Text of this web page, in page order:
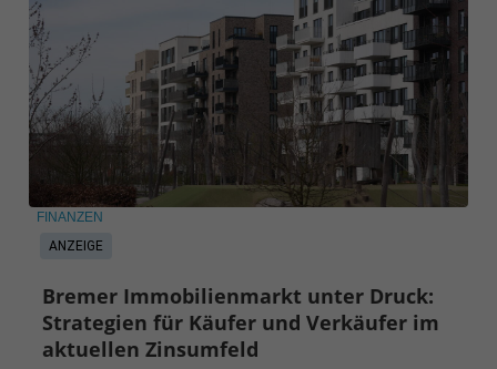
ANZEIGE
FINANZEN
Bremer Immobilienmarkt unter Druck:
Strategien für Käufer und Verkäufer im
aktuellen Zinsumfeld